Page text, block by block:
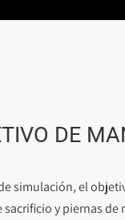
DE
simulación, el
sacrificio y piernas